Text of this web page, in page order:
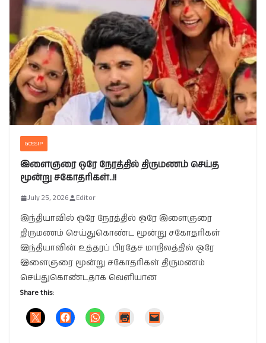
GOSSIP
இளைஞரை ஒரே நேரத்தில் திருமணம் செய்த
மூன்று சகோதரிகள்..!!
July 25, 2026 Editor
இந்தியாவில் ஒரே நேரத்தில் ஒரே இளைஞரை
திருமணம் செய்துகொண்ட மூன்று சகோதரிகள்
இந்தியாவின் உத்தரப் பிரதேச மாநிலத்தில் ஒரே
இளைஞரை மூன்று சகோதரிகள் திருமணம்
செய்துகொண்டதாக வெளியான
Share this: